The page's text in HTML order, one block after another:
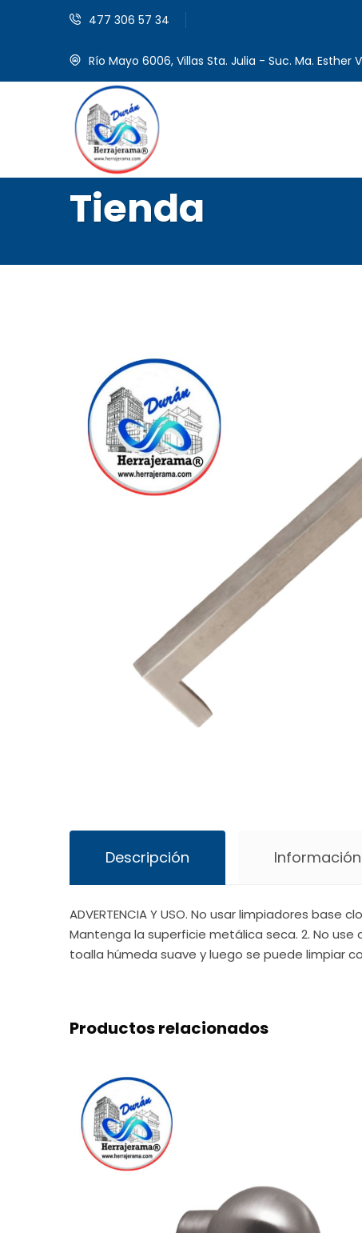
477 306 57 34
Río Mayo 6006, Villas Sta. Julia - Suc. Ma. Esther
Tienda
Descripción
ADVERTENCIA Y USO. No usar limpiadores base
Mantenga la superficie metálica seca. 2. No
toalla húmeda suave y luego se puede limpiar
Productos relacionados